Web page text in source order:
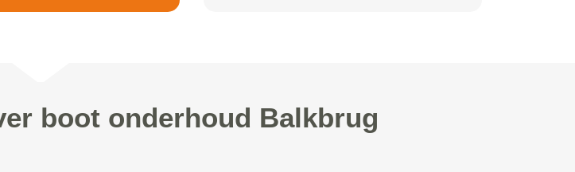
boot onderhoud Balkbrug